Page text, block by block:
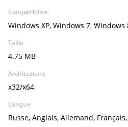
Compatibilité
Windows XP, Windows 7, Windows
Taille
4.75 MB
Architecture
x32/x64
Langue
Russe, Anglais, Allemand,